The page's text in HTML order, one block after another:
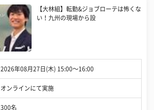
【大林組】転勤&ジョブローテは怖くな
い！九州の現場から設
2026年08月27日(木) 15:00〜16:00
オンラインにて実施
300名